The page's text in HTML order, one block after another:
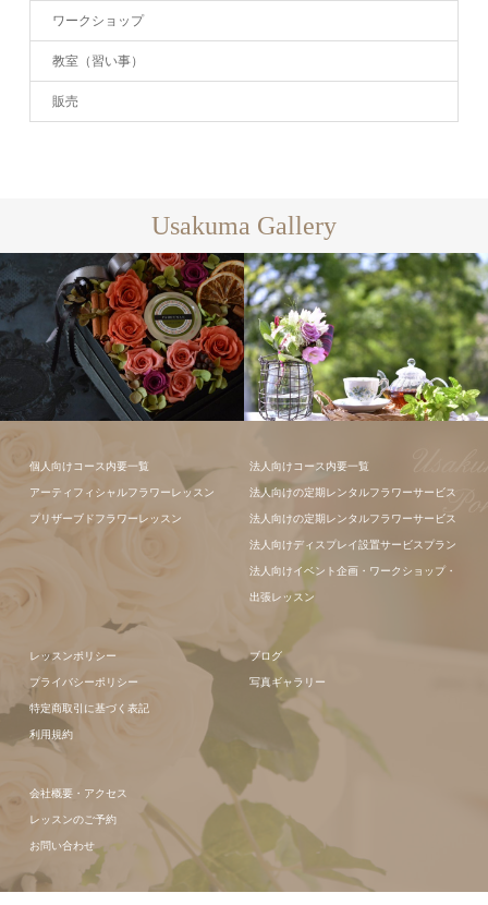
ワークショップ
教室（習い事）
販売
Usakuma Gallery
ンジメント
ギャラリー全
ト
個人向けコース内要一覧
アーティフィシャルフラワーレッスン
プリザーブドフラワーレッスン
法人向けコース内要一覧
法人向けの定期レンタルフラワーサービス
法人向けの定期レンタルフラワーサービス
法人向けディスプレイ設置サービスプラン
法人向けイベント企画・ワークショップ・
出張レッスン
レッスンポリシー
プライバシーポリシー
特定商取引に基づく表記
利用規約
ブログ
写真ギャラリー
会社概要・アクセス
レッスンのご予約
お問い合わせ